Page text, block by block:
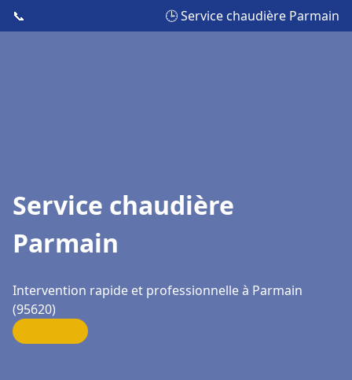
📞 🕒 Service chaudière Parmain
Service chaudière
Parmain
Intervention rapide et professionnelle à Parmain
(95620)